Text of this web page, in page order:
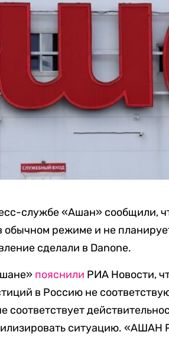
службе «Ашан» сообщили,
обычном режиме и не
сделали в Danone.
пояснили РИА Новости,
в Россию не
соответствует
ситуацию. «АШАН